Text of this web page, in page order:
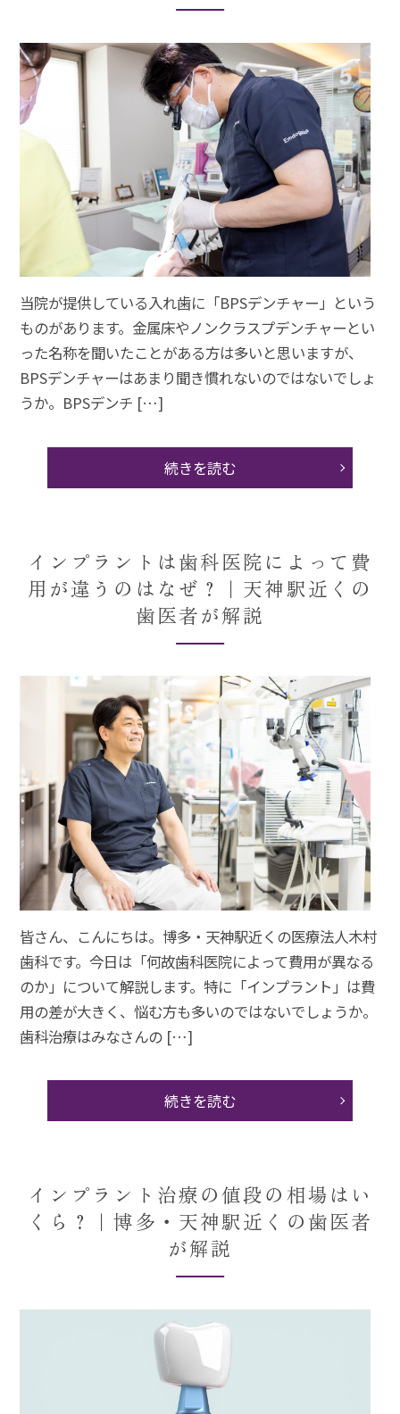
当院が提供している入れ歯に「BPSデンチャー」という
ものがあります。金属床やノンクラスプデンチャーとい
った名称を聞いたことがある方は多いと思いますが、
BPSデンチャーはあまり聞き慣れないのではないでしょ
うか。BPSデンチ […]
続きを読む
インプラントは歯科医院によって費
用が違うのはなぜ？｜天神駅近くの
歯医者が解説
皆さん、こんにちは。博多・天神駅近くの医療法人木村
歯科です。今日は「何故歯科医院によって費用が異なる
のか」について解説します。特に「インプラント」は費
用の差が大きく、悩む方も多いのではないでしょうか。
歯科治療はみなさんの […]
続きを読む
インプラント治療の値段の相場はい
くら？｜博多・天神駅近くの歯医者
が解説